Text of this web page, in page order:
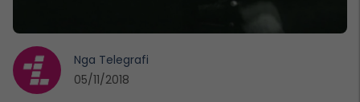
Nga Telegrafi
05/11/2018